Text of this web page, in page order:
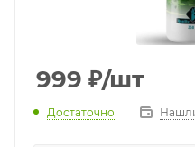
999 ₽/шт
Достаточно